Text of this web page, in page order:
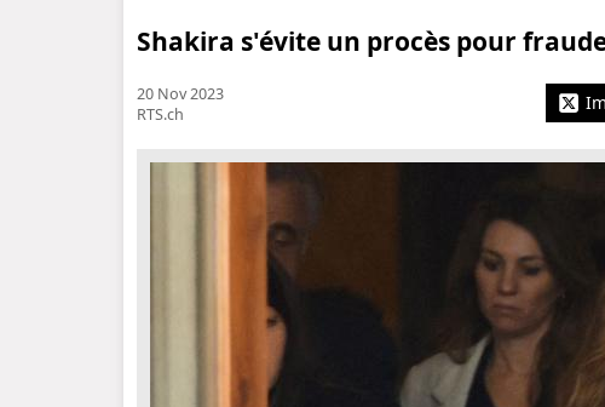
Shakira s'évite un procès pour
20 Nov 2023
RTS.ch
💸
❤
📌